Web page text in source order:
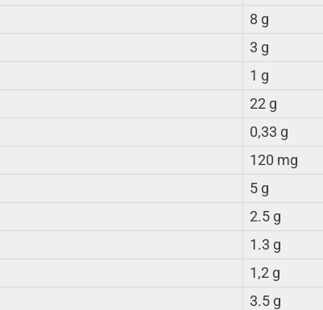
8 g
3 g
1 g
22 g
0,33 g
120 mg
5 g
2.5 g
1.3 g
1,2 g
3.5 g